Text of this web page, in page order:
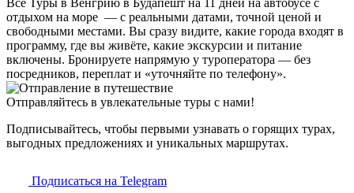
отдыхом на море — с реальными датами, точной ценой и
свободными местами. Вы сразу видите, какие города входят в
программу, где вы живёте, какие экскурсии и питание
включены. Бронируете напрямую у туроператора — без
посредников, переплат и «уточняйте по телефону».
Отправляйтесь в увлекательные туры с нами!
Подписывайтесь, чтобы первыми узнавать о горящих турах,
выгодных предложениях и уникальных маршрутах.
Подписаться на Telegram